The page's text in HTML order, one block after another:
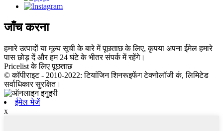
जाँच करना
हमारे उत्पादों या मूल्य सूची के बारे में पूछताछ के लिए, कृपया अपना ईमेल हमारे
पास छोड़ दें और हम 24 घंटे के भीतर संपर्क में रहेंगे।
Pricelist के लिए पूछताछ
© कॉपीराइट - 2010-2022: टियांजिन शिनरूइफेंग टेक्नोलॉजी कं, लिमिटेड
सर्वाधिकार सुरक्षित।
ईमेल भेजें
x